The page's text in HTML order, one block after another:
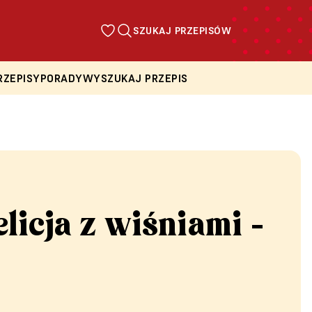
SZUKAJ PRZEPISÓW
PORADYWYSZUKAJ PRZEPIS
z wiśniami -